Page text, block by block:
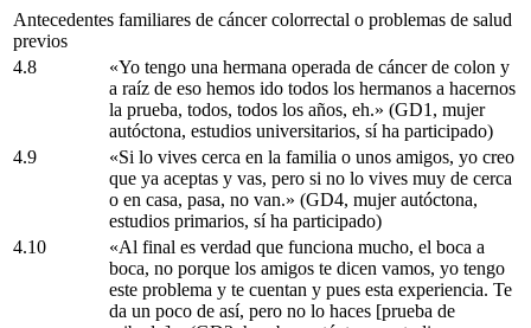
Antecedentes familiares de cáncer colorrectal o problemas de salud
previos
4.8
«Yo tengo una hermana operada de cáncer de colon y
a raíz de eso hemos ido todos los hermanos a hacernos
la prueba, todos, todos los años, eh.» (GD1, mujer
autóctona, estudios universitarios, sí ha participado)
4.9
«Si lo vives cerca en la familia o unos amigos, yo creo
que ya aceptas y vas, pero si no lo vives muy de cerca
o en casa, pasa, no van.» (GD4, mujer autóctona,
estudios primarios, sí ha participado)
4.10
«Al final es verdad que funciona mucho, el boca a
boca, no porque los amigos te dicen vamos, yo tengo
este problema y te cuentan y pues esta experiencia. Te
da un poco de así, pero no lo haces [prueba de